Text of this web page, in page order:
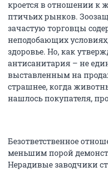
кроется в отношении к
птичьих рынков.
зачастую торговцы
неподобающих
здоровье. Но, как
антисанитария – не
выставленным на
страшнее, когда
нашлось покупателя,
Безответственное
меньшим порой
Нерадивые заводчики